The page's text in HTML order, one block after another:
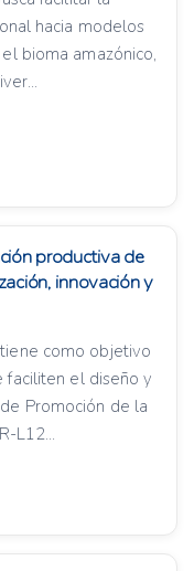
hacia modelos
bioma amazónico,
productiva de
innovación y
como objetivo
faciliten el diseño y
Promoción de la
L12...